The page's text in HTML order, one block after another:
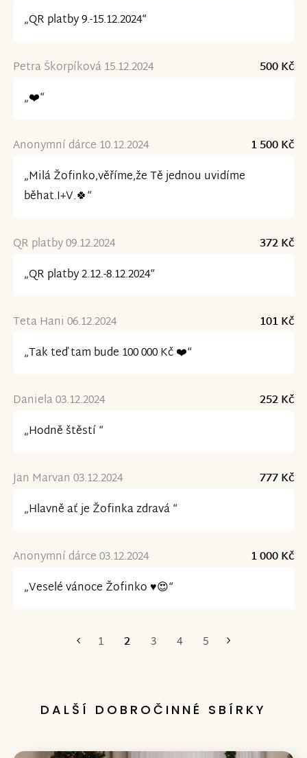
„QR platby 9.-15.12.2024“
Petra Škorpíková 15.12.2024
500 Kč
„❤️“
Anonymní dárce 10.12.2024
1 500 Kč
„Milá Žofinko,věříme,že Tě jednou uvidíme
běhat.I+V.🍀“
QR platby 09.12.2024
372 Kč
„QR platby 2.12.-8.12.2024“
Teta Hani 06.12.2024
101 Kč
„Tak teď tam bude 100 000 Kč ❤️“
Daniela 03.12.2024
252 Kč
„Hodně štěstí “
Jan Marvan 03.12.2024
777 Kč
„Hlavně ať je Žofinka zdravá “
Anonymní dárce 03.12.2024
1 000 Kč
„Veselé vánoce Žofinko ♥️😍“
1 2 3 4 5
DALŠÍ DOBROČINNÉ SBÍRKY